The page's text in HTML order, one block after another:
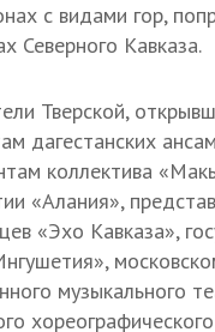
с видами гор,
Северного Кавказа.
Тверской,
дагестанских
коллектива
«Алания»,
«Эхо Кавказа»,
музыкального